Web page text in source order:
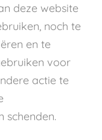
deze website
noch te
en te
voor
actie te
schenden.